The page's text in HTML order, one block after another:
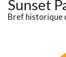
Sunset
Bref historique